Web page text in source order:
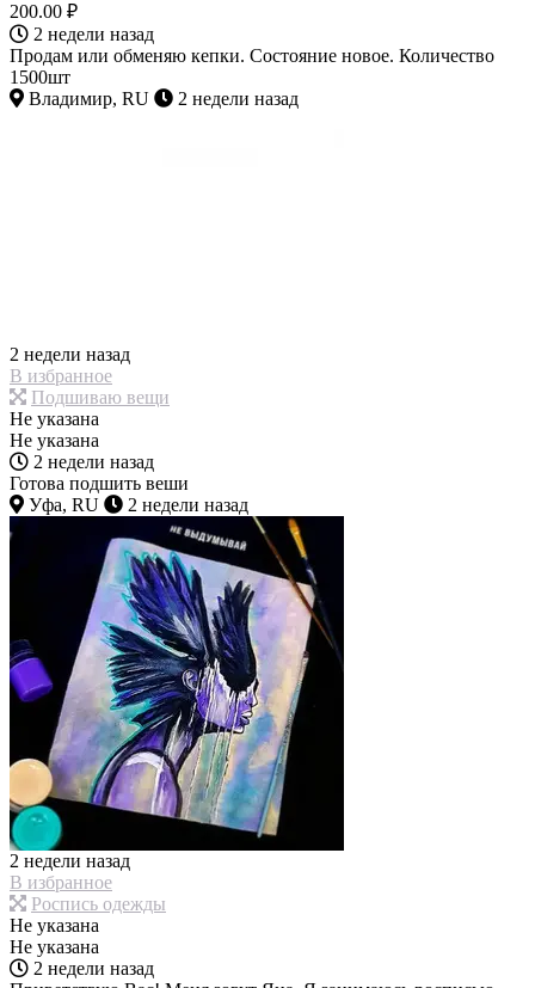
200.00 ₽
2 недели назад
Продам или обменяю кепки. Состояние новое. Количество
1500шт
Владимир, RU
2 недели назад
2 недели назад
В избранное
Подшиваю вещи
Не указана
Не указана
2 недели назад
Готова подшить веши
Уфа, RU
2 недели назад
2 недели назад
В избранное
Роспись одежды
Не указана
Не указана
2 недели назад